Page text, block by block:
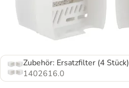
Zubehör: Ersatzfilter (4 Stück)
1402616.0